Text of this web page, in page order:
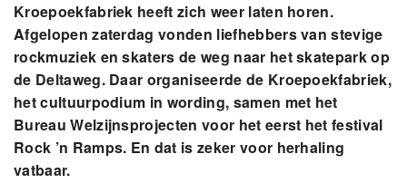
Kroepoekfabriek heeft zich weer laten horen.
Afgelopen zaterdag vonden liefhebbers van stevige
rockmuziek en skaters de weg naar het skatepark op
de Deltaweg. Daar organiseerde de Kroepoekfabriek,
het cultuurpodium in wording, samen met het
Bureau Welzijnsprojecten voor het eerst het festival
Rock ’n Ramps. En dat is zeker voor herhaling
vatbaar.